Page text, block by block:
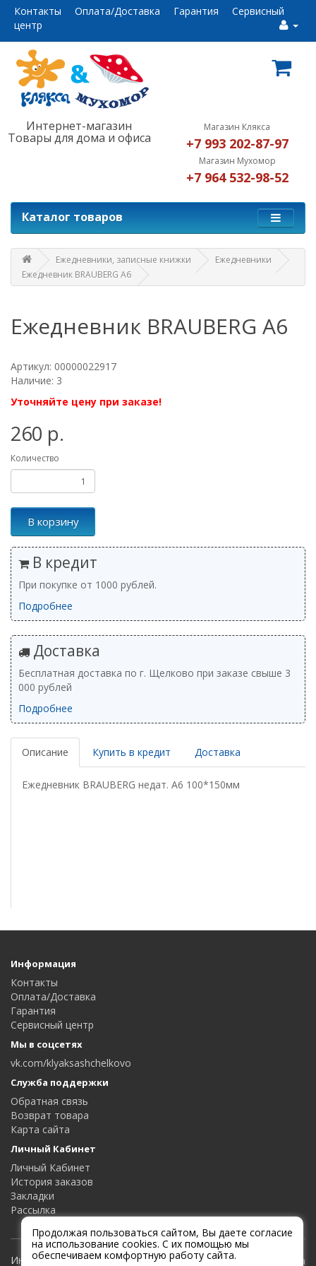
Контакты Оплата/Доставка Гарантия
Сервисный
центр
Интернет-магазин
Товары для дома и офиса
Магазин Клякса
+7 993 202-87-97
Магазин Мухомор
+7 964 532-98-52
Каталог товаров
Ежедневники, записные книжки
Ежедневники
Ежедневник BRAUBERG А6
Ежедневник BRAUBERG А6
Артикул: 00000022917
Наличие: 3
Уточняйте цену при заказе!
260 р.
Количество
В корзину
В кредит
При покупке от 1000 рублей.
Подробнее
Доставка
Бесплатная доставка по г. Щелково при заказе свыше 3
000 рублей
Подробнее
Описание Купить в кредит Доставка
Ежедневник BRAUBERG недат. А6 100*150мм
Информация
Контакты
Оплата/Доставка
Гарантия
Сервисный центр
Мы в соцсетях
vk.com/klyaksashchelkovo
Служба поддержки
Обратная связь
Возврат товара
Карта сайта
Личный Кабинет
Личный Кабинет
История заказов
Закладки
Рассылка
Интернет-магазин Клякса и Мухомор |
Продолжая пользоваться сайтом, Вы даете согласие
на использование cookies. С их помощью мы
обеспечиваем комфортную работу сайта.